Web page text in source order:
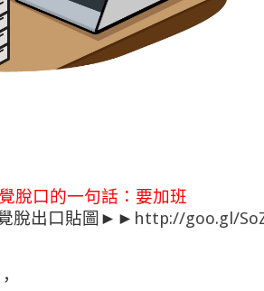
脫口的一句話：要加班
脫出口貼圖►► http://goo.gl/